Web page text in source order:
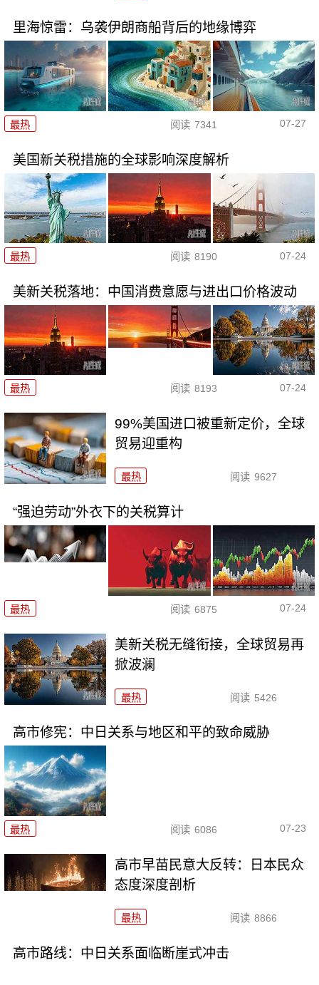
里海惊雷：乌袭伊朗商船背后的地缘博弈
最热 阅读 7341 07-27
美国新关税措施的全球影响深度解析
最热 阅读 8190 07-24
美新关税落地：中国消费意愿与进出口价格波动
最热 阅读 8193 07-24
99%美国进口被重新定价，全球
贸易迎重构
最热 阅读 9627
“强迫劳动”外衣下的关税算计
最热 阅读 6875 07-24
美新关税无缝衔接，全球贸易再
掀波澜
最热 阅读 5426
高市修宪：中日关系与地区和平的致命威胁
最热 阅读 6086 07-23
高市早苗民意大反转：日本民众
态度深度剖析
最热 阅读 8866
高市路线：中日关系面临断崖式冲击